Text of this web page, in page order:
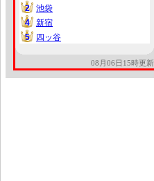
2
2
池袋
4
4
新宿
5
5 四ッ谷
08月06日15時更新